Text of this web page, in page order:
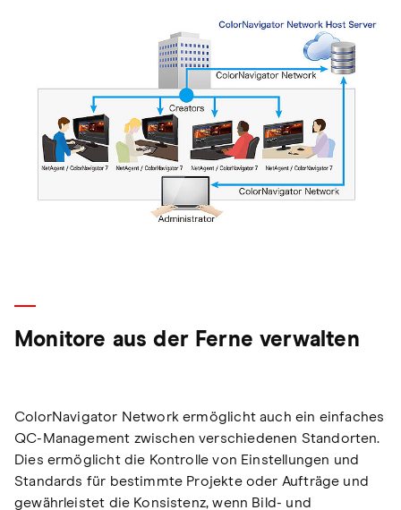
Monitore aus der Ferne verwalten
ColorNavigator Network ermöglicht auch ein einfaches
QC-Management zwischen verschiedenen Standorten.
Dies ermöglicht die Kontrolle von Einstellungen und
Standards für bestimmte Projekte oder Aufträge und
gewährleistet die Konsistenz, wenn Bild- und